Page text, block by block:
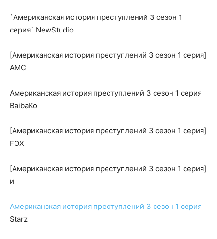
`Американская история преступлений 3 сезон 1
серия` NewStudio
[Американская история преступлений 3 сезон 1 серия]
AMC
Американская история преступлений 3 сезон 1 серия
BaibaKo
[Американская история преступлений 3 сезон 1 серия]
FOX
[Американская история преступлений 3 сезон 1 серия]
и
Американская история преступлений 3 сезон 1 серия
Starz